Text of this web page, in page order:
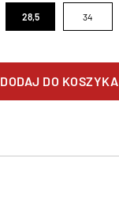
28,5 34
DODAJ DO KOSZYKA